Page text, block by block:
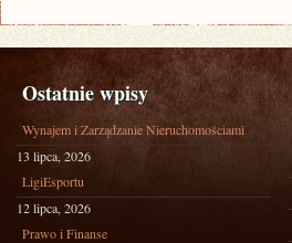
Ostatnie wpisy
Wynajem i Zarządzanie Nieruchomościami
13 lipca, 2026
LigiEsportu
12 lipca, 2026
Prawo i Finanse